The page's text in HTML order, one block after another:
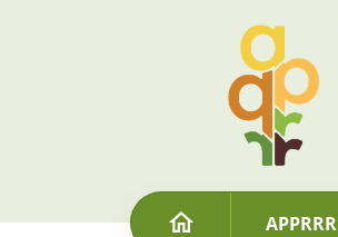
APPRRR